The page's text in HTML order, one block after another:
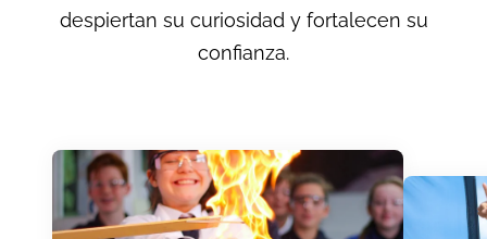
despiertan su curiosidad y fortalecen su
confianza.